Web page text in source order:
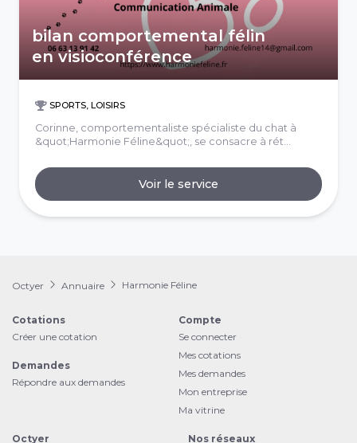
bilan comportemental félin
en visioconférence
SPORTS, LOISIRS
Corinne, comportementaliste spécialiste du chat à
&quot;Harmonie Féline&quot;, se consacre à rét...
Voir le service
Octyer Annuaire Harmonie Féline
Cotations
Créer une cotation
Demandes
Répondre aux demandes
Compte
Se connecter
Mes cotations
Mes demandes
Mon entreprise
Ma vitrine
Octyer Nos réseaux